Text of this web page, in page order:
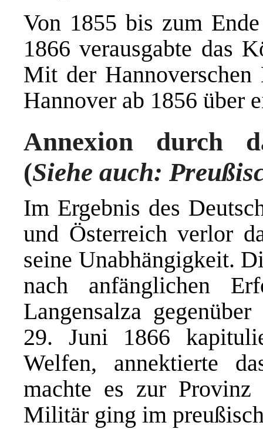
Von 1855 bis zum
1866 verausgabte das
Mit der
Hannover ab 1856 über
Annexion durch
(Siehe auch:
Im Ergebnis des
und Österreich verlor
seine Unabhängigkeit.
nach anfänglichen
Langensalza
29. Juni 1866
Welfen, annektierte
machte es zur Provinz
Militär ging im